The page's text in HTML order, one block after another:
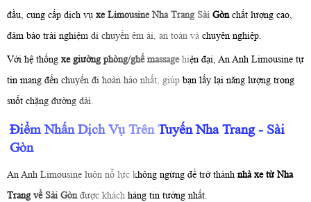
đầu, cung cấp dịch vụ xe Limousine Nha Trang Sài Gònchất lượng cao,
đảm bảo trải nghiệm di chuyển êm ái, an toàn và chuyên nghiệp.
Với hệ thống xe giường phòng/ghế massagehiện đại, An Anh Limousine tự
tin mang đến chuyến đi hoàn hảo nhất, giúp bạn lấy lại năng lượng trong
suốt chặng đường dài.
Điểm Nhấn Dịch Vụ Trên Tuyến Nha Trang - Sài
Gòn
An Anh Limousine luôn nỗ lực không ngừng để trở thành nhà xe từ Nha
Trang về Sài Gònđược khách hàng tin tưởng nhất.